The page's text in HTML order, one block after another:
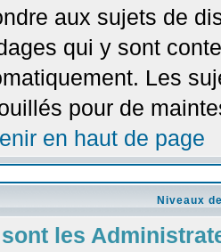
aux sujets de
qui y sont
Les
pour de
en haut de page
Niveaux
les